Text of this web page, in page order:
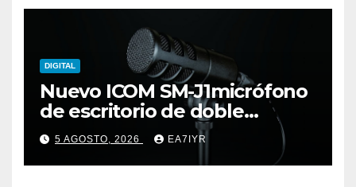
DIGITAL
Nuevo ICOM SM-J1micrófono
de escritorio de doble
elemento premium
5 AGOSTO, 2026 EA7IYR